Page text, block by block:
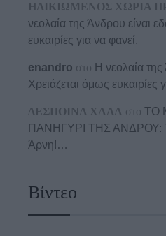
ΗΛΙΚΙΩΜΕΝΟΣ ΧΩΡΙΑ
νεολαία της Άνδρου είναι
ευκαιρίες για να φανεί.
enandro στο Η νεολαία
Χρειάζεται όμως ευκαιρίες
ΔΕΣΠΟΙΝΑ ΧΑΛΑ στο ΤΟ
ΠΑΝΗΓΥΡΙ ΤΗΣ ΑΝΔΡΟΥ:
Άρνη!…
Βίντεο